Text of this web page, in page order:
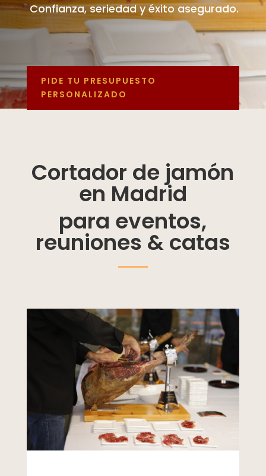
Confianza, seriedad y éxito asegurado.
PIDE TU PRESUPUESTO
PERSONALIZADO
Cortador de jamón
en Madrid
para eventos,
reuniones & catas